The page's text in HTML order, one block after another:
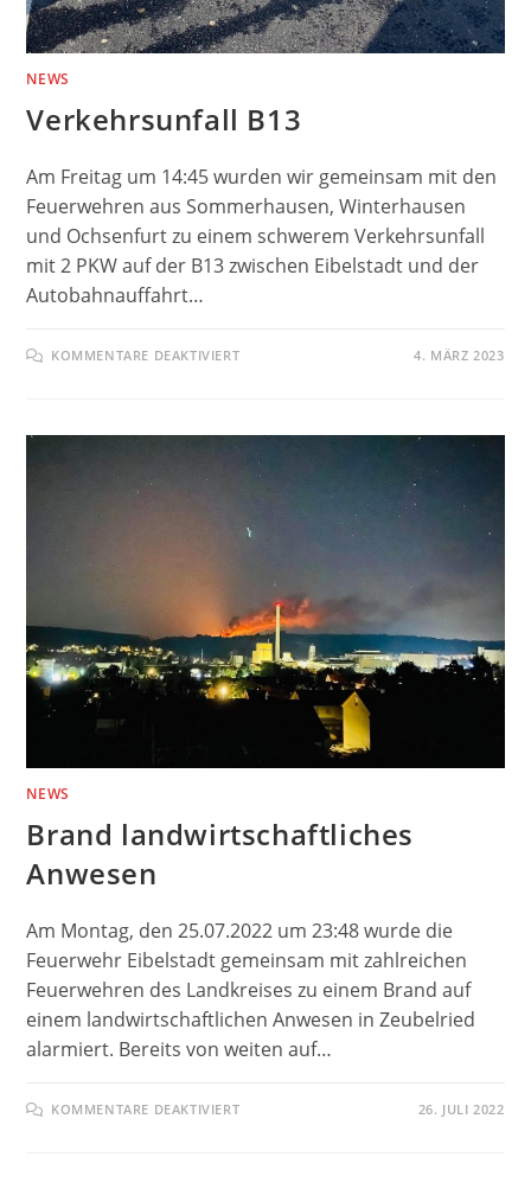
NEWS
Verkehrsunfall B13
Am Freitag um 14:45 wurden wir gemeinsam mit den
Feuerwehren aus Sommerhausen, Winterhausen
und Ochsenfurt zu einem schwerem Verkehrsunfall
mit 2 PKW auf der B13 zwischen Eibelstadt und der
Autobahnauffahrt…
KOMMENTARE DEAKTIVIERTFÜR 4. MÄRZ 2023
NEWS
Brand landwirtschaftliches
Anwesen
Am Montag, den 25.07.2022 um 23:48 wurde die
Feuerwehr Eibelstadt gemeinsam mit zahlreichen
Feuerwehren des Landkreises zu einem Brand auf
einem landwirtschaftlichen Anwesen in Zeubelried
alarmiert. Bereits von weiten auf…
KOMMENTARE DEAKTIVIERTFÜR 26. JULI 2022